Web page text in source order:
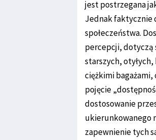
jest postrzegana
Jednak faktycznie
społeczeństwa.
percepcji, dotyczą
starszych,
ciężkimi bagażami,
pojęcie
dostosowanie
ukierunkowanego
zapewnienie tych